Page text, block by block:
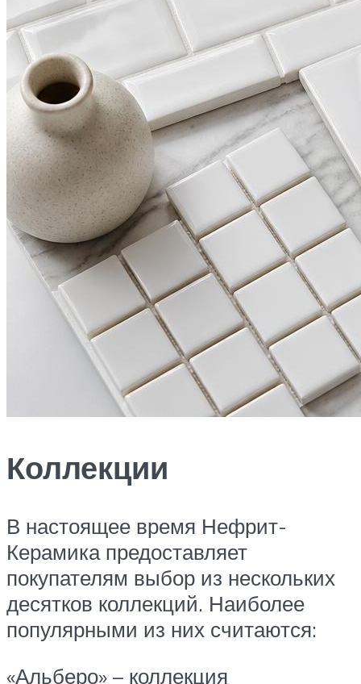
Коллекции
В настоящее время Нефрит-
Керамика предоставляет
покупателям выбор из нескольких
десятков коллекций. Наиболее
популярными из них считаются:
«Альберо» – коллекция